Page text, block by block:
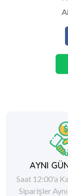
AYNI
Saat 12:00'a
Siparişler